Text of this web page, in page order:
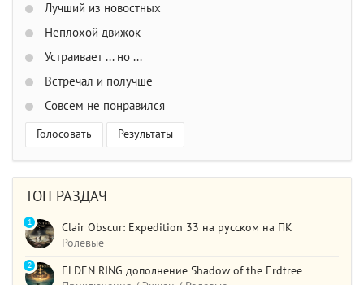
Лучший из новостных
Неплохой движок
Устраивает ... но ...
Встречал и получше
Совсем не понравился
Голосовать Результаты
ТОП РАЗДАЧ
Clair Obscur: Expedition 33 на русском на ПК
Ролевые
1
ELDEN RING дополнение Shadow of the Erdtree
2